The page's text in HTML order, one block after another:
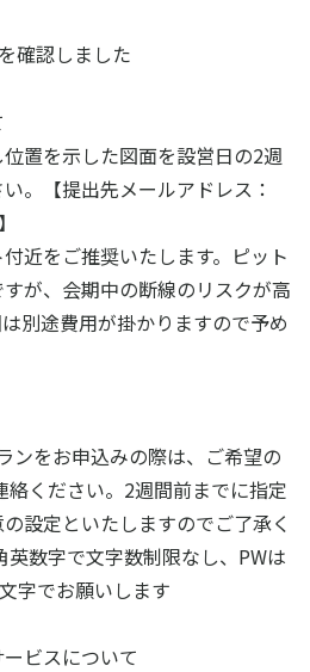
確認しました
置を示した図面を設営日の2週
。【提出先メールアドレス：
近をご推奨いたします。ピット
が、会期中の断線のリスクが高
別途費用が掛かりますので予め
ンをお申込みの際は、ご希望の
絡ください。2週間前までに指定
設定といたしますのでご了承く
数字で文字数制限なし、PWは
字でお願いします
ビスについて